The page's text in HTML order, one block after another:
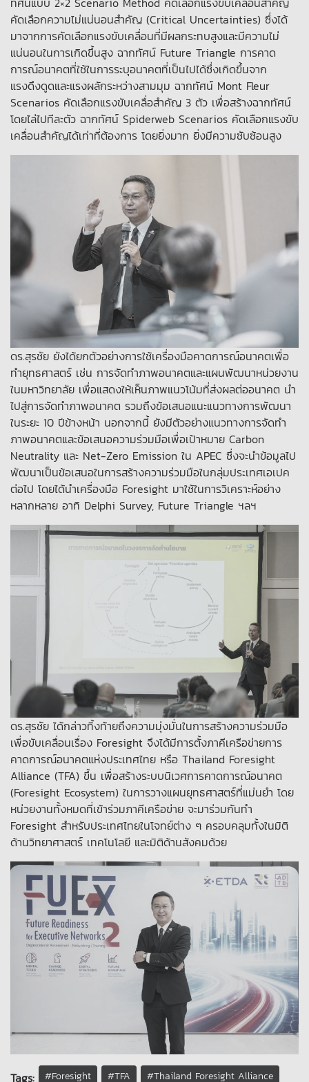
คัดเลือกความไม่แน่นอนสำคัญ (Critical Uncertainties) ซึ่งได้
มาจากการคัดเลือกแรงขับเคลื่อนที่มีผลกระทบสูงและมีความไม่
แน่นอนในการเกิดขึ้นสูง ฉากทัศน์ Future Triangle การคาด
การณ์อนาคตที่ใช้ในการระบุอนาคตที่เป็นไปได้ซึ่งเกิดขึ้นจาก
แรงดึงดูดและแรงผลักระหว่างสามมุม ฉากทัศน์ Mont Fleur
Scenarios คัดเลือกแรงขับเคลื่อสำคัญ 3 ตัว เพื่อสร้างฉากทัศน์
โดยไล่ไปทีละตัว ฉากทัศน์ Spiderweb Scenarios คัดเลือกแรงขับ
เคลื่อนสำคัญได้เท่าที่ต้องการ โดยยิ่งมาก ยิ่งมีความซับซ้อนสูง
ดร.สุรชัย ยังได้ยกตัวอย่างการใช้เครื่องมือคาดการณ์อนาคตเพื่อ
ทำยุทธศาสตร์ เช่น การจัดทำภาพอนาคตและแผนพัฒนาหน่วยงาน
ในมหาวิทยาลัย เพื่อแสดงให้เห็นภาพแนวโน้มที่ส่งผลต่ออนาคต นำ
ไปสู่การจัดทำภาพอนาคต รวมถึงข้อเสนอแนะแนวทางการพัฒนา
ในระยะ 10 ปีข้างหน้า นอกจากนี้ ยังมีตัวอย่างแนวทางการจัดทำ
ภาพอนาคตและข้อเสนอความร่วมมือเพื่อเป้าหมาย Carbon
Neutrality และ Net-Zero Emission ใน APEC ซึ่งจะนำข้อมูลไป
พัฒนาเป็นข้อเสนอในการสร้างความร่วมมือในกลุ่มประเทศเอเปค
ต่อไป โดยได้นำเครื่องมือ Foresight มาใช้ในการวิเคราะห์อย่าง
หลากหลาย อาทิ Delphi Survey, Future Triangle ฯลฯ
ดร.สุรชัย ได้กล่าวทิ้งท้ายถึงความมุ่งมั่นในการสร้างความร่วมมือ
เพื่อขับเคลื่อนเรื่อง Foresight จึงได้มีการตั้งภาคีเครือข่ายการ
คาดการณ์อนาคตแห่งประเทศไทย หรือ Thailand Foresight
Alliance (TFA) ขึ้น เพื่อสร้างระบบนิเวศการคาดการณ์อนาคต
(Foresight Ecosystem) ในการวางแผนยุทธศาสตร์ที่แม่นยำ โดย
หน่วยงานทั้งหมดที่เข้าร่วมภาคีเครือข่าย จะมาร่วมกันทำ
Foresight สำหรับประเทศไทยในโจทย์ต่าง ๆ ครอบคลุมทั้งในมิติ
ด้านวิทยาศาสตร์ เทคโนโลยี และมิติด้านสังคมด้วย
Tags: #Foresight #TFA
#Thailand Foresight Alliance